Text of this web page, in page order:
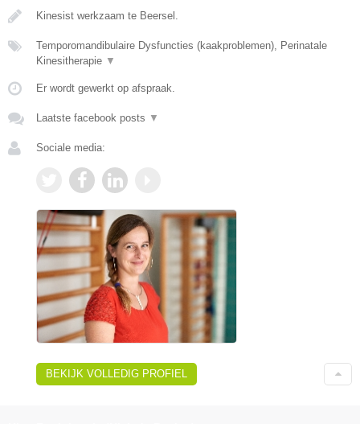
Kinesist werkzaam te Beersel.
Temporomandibulaire Dysfuncties (kaakproblemen), Perinatale
Kinesitherapie ▼
Er wordt gewerkt op afspraak.
Laatste facebook posts ▼
Sociale media:
BEKIJK VOLLEDIG PROFIEL